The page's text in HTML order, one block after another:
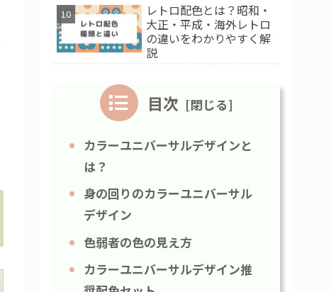
レトロ配色とは？昭和・
大正・平成・海外レトロ
の違いをわかりやすく解
説
目次
カラーユニバーサルデザインと
は？
身の回りのカラーユニバーサル
デザイン
色弱者の色の見え方
カラーユニバーサルデザイン推